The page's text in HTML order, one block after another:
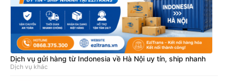
Dịch vụ gửi hàng từ Indonesia về Hà Nội uy tín, ship nhanh
Dịch vụ khác